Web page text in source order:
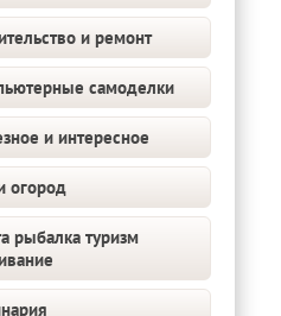
и ремонт
самоделки
и интересное
огород
рыбалка туризм